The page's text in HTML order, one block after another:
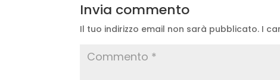
Invia commento
Il tuo indirizzo email non sarà pubblicato. I